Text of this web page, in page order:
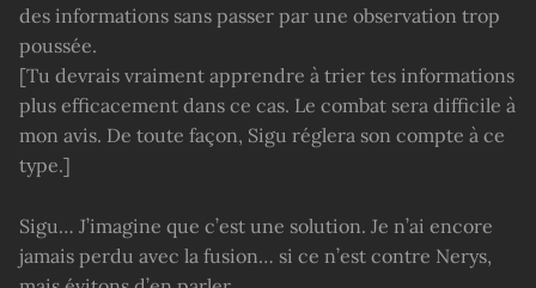
des informations sans passer par une observation trop
poussée.
[Tu devrais vraiment apprendre à trier tes informations
plus efficacement dans ce cas. Le combat sera difficile à
mon avis. De toute façon, Sigu réglera son compte à ce
type.]
Sigu… J’imagine que c’est une solution. Je n’ai encore
jamais perdu avec la fusion… si ce n’est contre Nerys,